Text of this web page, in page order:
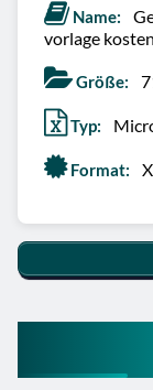
Name:
vorlage
Größe:
Typ:
Format: